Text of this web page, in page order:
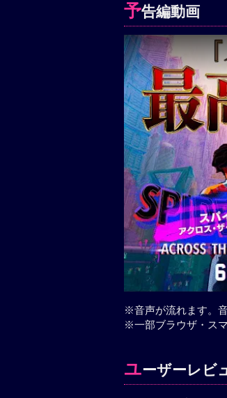
予告編動画
※音声が流れます。
※一部ブラウザ・ス
ユーザーレビ